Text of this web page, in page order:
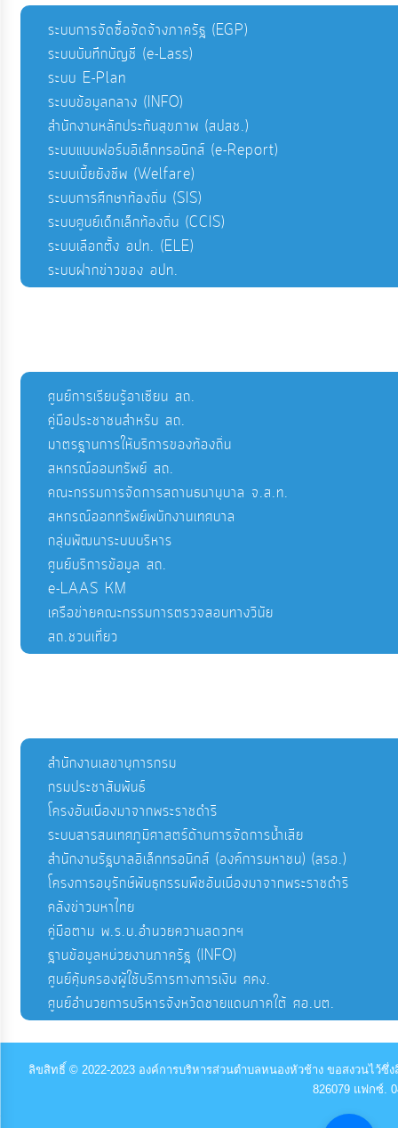
ระบบการจัดซื้อจัดจ้างภาครัฐ (EGP)
ระบบบันทึกบัญชี (e-Lass)
ระบบ E-Plan
ระบบข้อมูลกลาง (INFO)
สำนักงานหลักประกันสุขภาพ (สปสช.)
ระบบแบบฟอร์มอิเล็กทรอนิกส์ (e-Report)
ระบบเบี้ยยังชีพ (Welfare)
ระบบการศึกษาท้องถิ่น (SIS)
ระบบศูนย์เด็กเล็กท้องถิ่น (CCIS)
ระบบเลือกตั้ง อปท. (ELE)
ระบบฝากข่าวของ อปท.
ศูนย์การเรียนรู้อาเซียน สถ.
คู่มือประชาชนสำหรับ สถ.
มาตรฐานการให้บริการของท้องถิ่น
สหกรณ์ออมทรัพย์ สถ.
คณะกรรมการจัดการสถานธนานุบาล จ.ส.ท.
สหกรณ์ออกทรัพย์พนักงานเทศบาล
กลุ่มพัฒนาระบบบริหาร
ศูนย์บริการข้อมูล สถ.
e-LAAS KM
เครือข่ายคณะกรรมการตรวจสอบทางวินัย
สถ.ชวนเที่ยว
สำนักงานเลขานุการกรม
กรมประชาสัมพันธ์
โครงอันเนื่องมาจากพระราชดำริ
ระบบสารสนเทศภูมิศาสตร์ด้านการจัดการน้ำเสีย
สำนักงานรัฐบาลอิเล็กทรอนิกส์ (องค์การมหาชน) (สรอ.)
โครงการอนุรักษ์พันธุกรรมพืชอันเนื่องมาจากพระราชดำริ
คลังข่าวมหาไทย
คู่มือตาม พ.ร.บ.อำนวยความสดวกฯ
ฐานข้อมูลหน่วยงานภาครัฐ (INFO)
ศูนย์คุ้มครองผู้ใช้บริการทางการเงิน ศคง.
ศูนย์อำนวยการบริหารจังหวัดชายแดนภาคใต้ ศอ.บต.
ลิขสิทธิ์ © 2022-2023 องค์การบริหารส่วนตำบลหนองหัวช้าง ขอสงวนไว้
826079 แฟกซ์.